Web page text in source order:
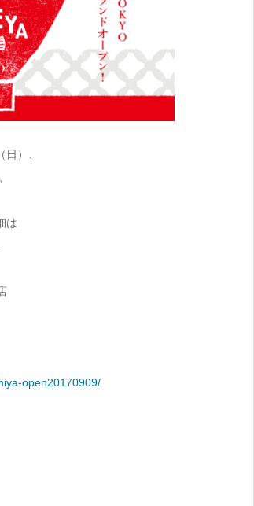
）、
は
open20170909/